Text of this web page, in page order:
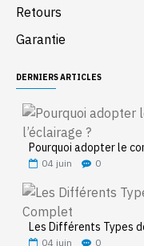
Retours
Garantie
DERNIERS ARTICLES
Pourquoi adopter le
04 juin 0
Les Différents Types
04 juin 0